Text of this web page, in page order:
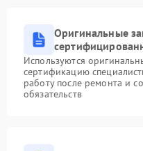
Оригинальные
Используются
сертификацию
работу после ремонта и
обязательств